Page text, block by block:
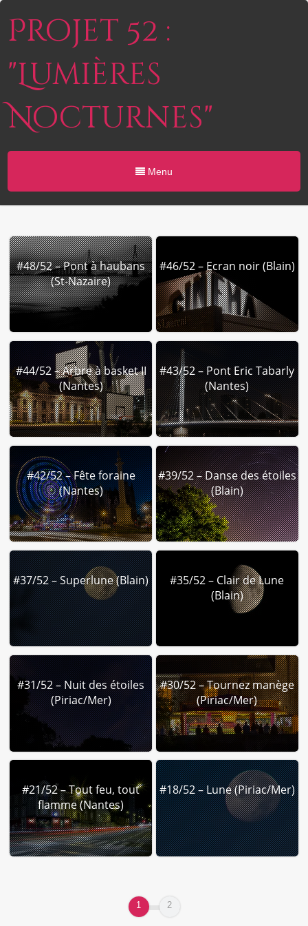
Projet 52 :
"Lumières
Nocturnes"
Menu
#48/52 – Pont à haubans
(St-Nazaire)
#46/52 – Ecran noir (Blain)
#44/52 – Arbre à basket II
(Nantes)
#43/52 – Pont Eric Tabarly
(Nantes)
#42/52 – Fête foraine
(Nantes)
#39/52 – Danse des étoiles
(Blain)
#37/52 – Superlune (Blain)
#35/52 – Clair de Lune
(Blain)
#31/52 – Nuit des étoiles
(Piriac/Mer)
#30/52 – Tournez manège
(Piriac/Mer)
#21/52 – Tout feu, tout
flamme (Nantes)
#18/52 – Lune (Piriac/Mer)
1 2